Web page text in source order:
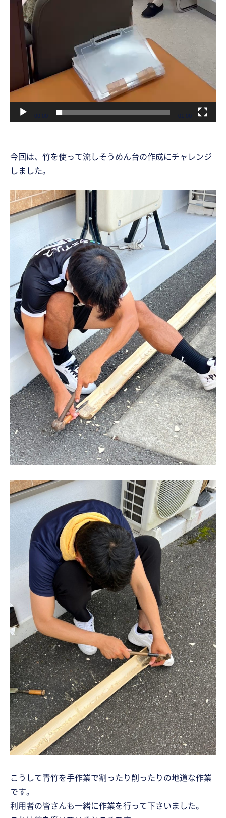
00:00 01:00
今回は、竹を使って流しそうめん台の作成にチャレンジ
しました。
こうして青竹を手作業で割ったり削ったりの地道な作業
です。
利用者の皆さんも一緒に作業を行って下さいました。